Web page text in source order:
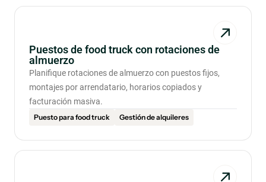
Puestos de food truck con rotaciones de
almuerzo
Planifique rotaciones de almuerzo con puestos fijos,
montajes por arrendatario, horarios copiados y
facturación masiva.
Puesto para food truck
Gestión de alquileres